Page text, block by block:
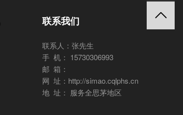
联系我们
联系人：张先生
手 机： 15730306993
邮 箱：
网 址：http://simao.cqlphs.cn
地 址： 服务全思茅地区